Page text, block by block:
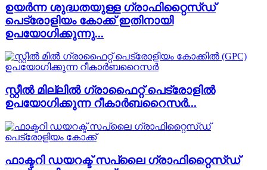
ഉയർന്ന ശുദ്ധതയുള്ള ഗ്രാഫിറ്റൈസ്ഡ്
പെട്രോളിയം കോക്ക് ഇതിനായി
ഉപയോഗിക്കുന്നു...
സ്റ്റീൽ മില്ലിൽ ഗ്രാഫൈറ്റ് പെട്രോളിൽ
ഉപയോഗിക്കുന്ന റീകാർബറൈസർ...
ഫാക്ടറി ഡയറക്ട് സപ്ലൈ ഗ്രാഫിറ്റൈസ്ഡ്